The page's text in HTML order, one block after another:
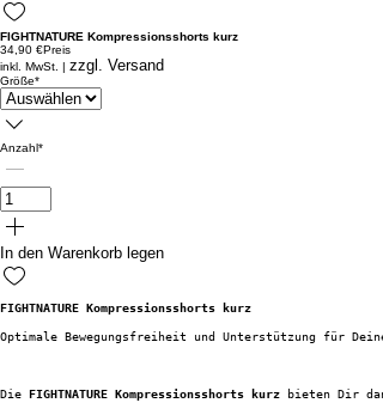
FIGHTNATURE Kompressionsshorts kurz
34,90 €Preis
inkl. MwSt. | zzgl. Versand
Größe*
Anzahl*
In den Warenkorb legen
FIGHTNATURE Kompressionsshorts kurz
Optimale Bewegungsfreiheit und Unterstützung für Deinen
Die FIGHTNATURE Kompressionsshorts kurz bieten Dir